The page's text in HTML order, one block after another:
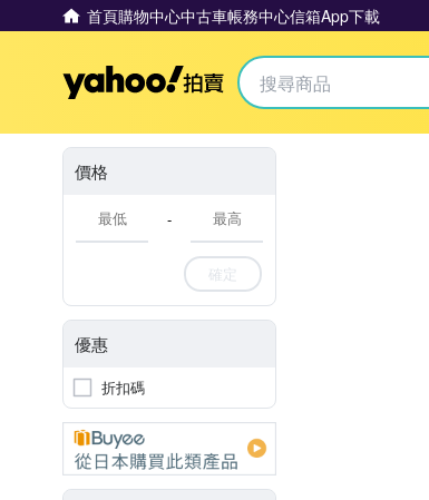
首頁購物中心中古車帳務中心信箱App下載
Yahoo拍賣
價格
-
確定
優惠
折扣碼